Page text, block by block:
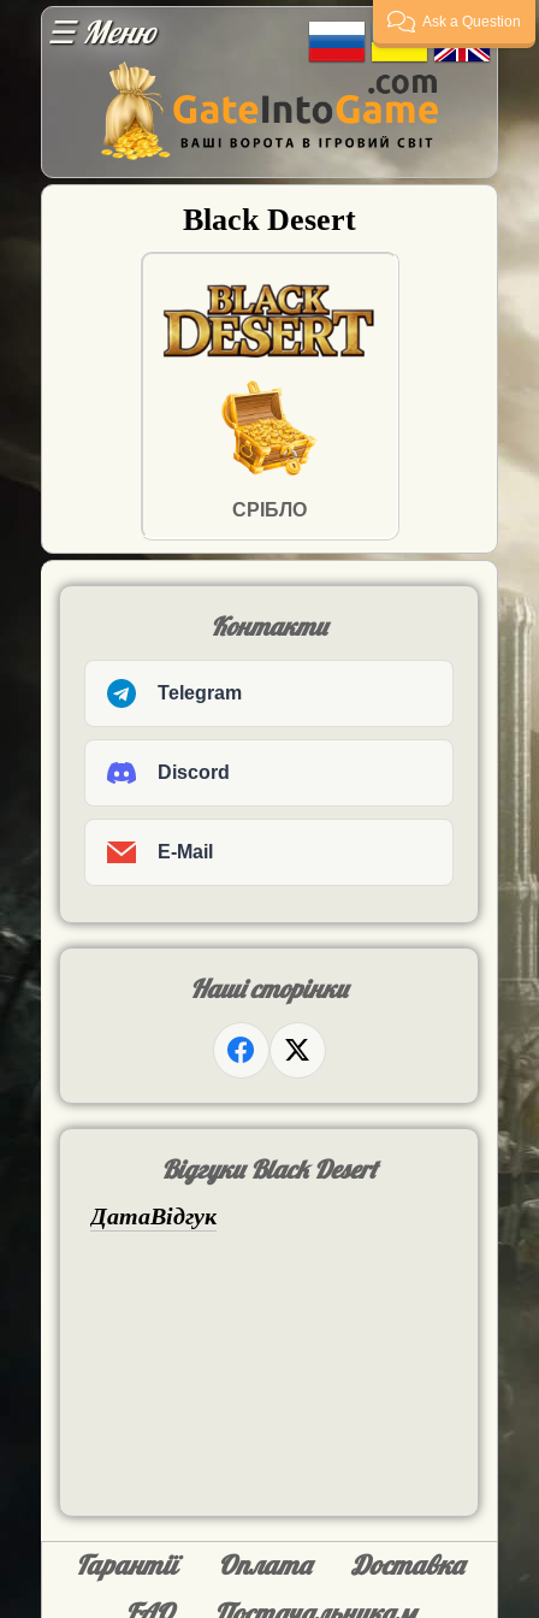
Гарантії
Оплата
Доставка
Постачальникам
☰ Меню
Black Desert
СРІБЛО
Контакти
Telegram
Discord
E-Mail
Наші сторінки
Відгуки Black Desert
ДатаВідгук
Гарантії Оплата
Доставка
Ask a Question